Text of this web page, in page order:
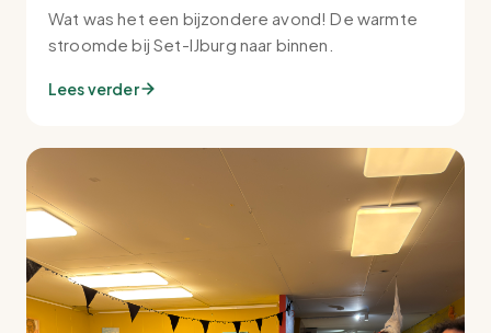
Wat was het een bijzondere avond! De warmte
stroomde bij Set-IJburg naar binnen.
Lees verder